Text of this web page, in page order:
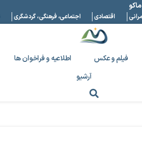
اقتصادی اجتماعی، فرهنگی، گردشگری
فیلم و عکس اطلاعیه و فراخوان ها
آرشیو